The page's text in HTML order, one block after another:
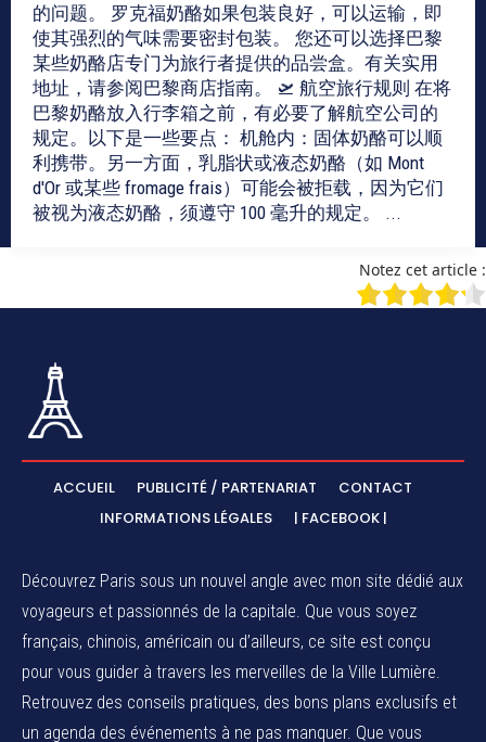
的问题。 罗克福奶酪如果包装良好，可以运输，即
使其强烈的气味需要密封包装。 您还可以选择巴黎
某些奶酪店专门为旅行者提供的品尝盒。有关实用
地址，请参阅巴黎商店指南。 🛫 航空旅行规则 在将
巴黎奶酪放入行李箱之前，有必要了解航空公司的
规定。以下是一些要点： 机舱内：固体奶酪可以顺
利携带。另一方面，乳脂状或液态奶酪（如 Mont
d'Or 或某些 fromage frais）可能会被拒载，因为它们
被视为液态奶酪，须遵守 100 毫升的规定。 ...
Notez cet article :
ACCUEIL PUBLICITÉ / PARTENARIAT
CONTACT
INFORMATIONS LÉGALES
| FACEBOOK |
Découvrez Paris sous un nouvel angle avec mon site dédié aux
voyageurs et passionnés de la capitale. Que vous soyez
français, chinois, américain ou d’ailleurs, ce site est conçu
pour vous guider à travers les merveilles de la Ville Lumière.
Retrouvez des conseils pratiques, des bons plans exclusifs et
un agenda des événements à ne pas manquer. Que vous